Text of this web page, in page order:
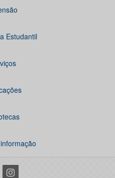
Estudantil
Instagram